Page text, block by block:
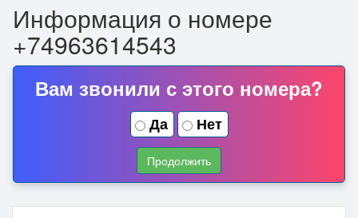
Информация о номере
+74963614543
Вам звонили с этого номера?
Да Нет
Продолжить